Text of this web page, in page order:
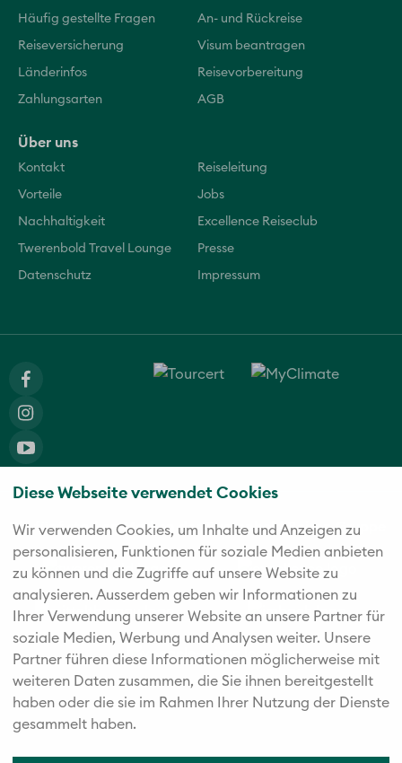
Diese Webseite verwendet Cookies
Wir verwenden Cookies, um Inhalte und Anzeigen zu
personalisieren, Funktionen für soziale Medien anbieten
zu können und die Zugriffe auf unsere Website zu
analysieren. Außerdem geben wir Informationen zu
Ihrer Verwendung unserer Website an unsere Partner für
soziale Medien, Werbung und Analysen weiter. Unsere
Partner führen diese Informationen möglicherweise mit
weiteren Daten zusammen, die Sie ihnen bereitgestellt
haben oder die sie im Rahmen Ihrer Nutzung der Dienste
gesammelt haben.
Häufig gestellte Fragen An- und Rückreise
Reiseversicherung Visum beantragen
Länderinfos Reisevorbereitung
Zahlungsarten AGB
Über uns
Kontakt Reiseleitung
Vorteile Jobs
Nachhaltigkeit Excellence Reiseclub
Twerenbold Travel Lounge Presse
Datenschutz Impressum
Die fünf starken Marken der Twerenbold Reisen Gruppe